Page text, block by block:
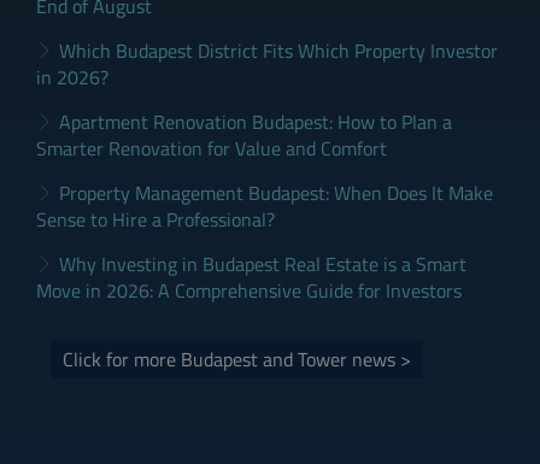
End of August
Which Budapest District Fits Which Property Investor
in 2026?
Apartment Renovation Budapest: How to Plan a
Smarter Renovation for Value and Comfort
Property Management Budapest: When Does It Make
Sense to Hire a Professional?
Why Investing in Budapest Real Estate is a Smart
Move in 2026: A Comprehensive Guide for Investors
Click for more Budapest and Tower news >